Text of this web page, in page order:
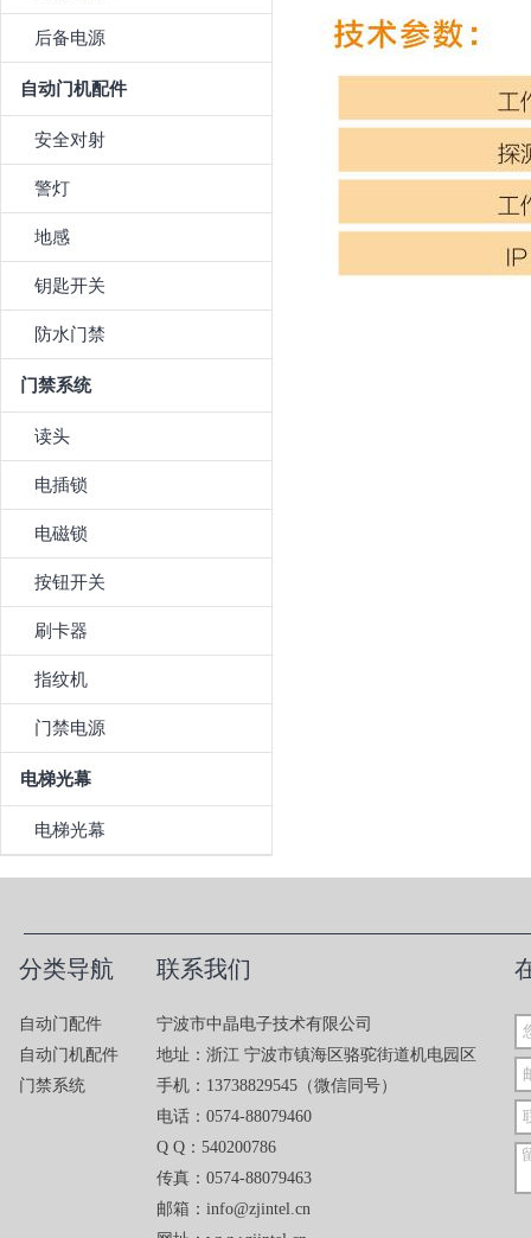
后备电源
自动门机配件
安全对射
警灯
地感
钥匙开关
防水门禁
门禁系统
读头
电插锁
电磁锁
按钮开关
刷卡器
指纹机
门禁电源
电梯光幕
电梯光幕
分类导航
自动门配件
自动门机配件
门禁系统
联系我们
宁波市中晶电子技术有限公司
地址：浙江 宁波市镇海区骆驼街道机电园区
手机：13738829545（微信同号）
电话：0574-88079460
Q Q：540200786
传真：0574-88079463
邮箱：info@zjintel.cn